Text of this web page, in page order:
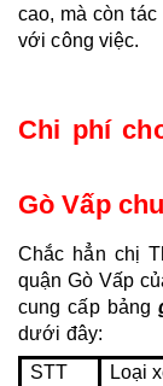
cao, mà còn
với công việc.
Chi phí
Gò Vấp
Chắc hẳn chị
quận Gò Vấp
cung cấp bảng
dưới đây:
STT
Loại